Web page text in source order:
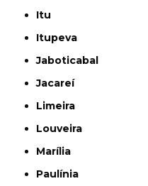
Itu
Itupeva
Jaboticabal
Jacareí
Limeira
Louveira
Marília
Paulínia